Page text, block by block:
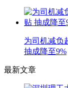
为司机减负
抽成降至9%
最新文章